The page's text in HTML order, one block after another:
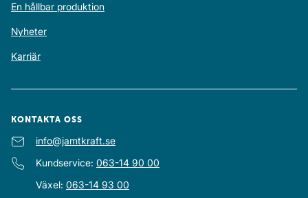
En hållbar produktion
Nyheter
Karriär
KONTAKTA OSS
E-post:
info@jamtkraft.se
Kundservice: 063-14 90 00
Växel: 063-14 93 00